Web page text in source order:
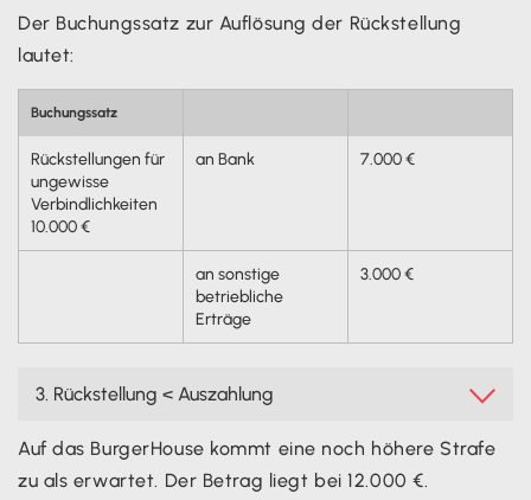
Der Buchungssatz zur Auflösung der Rückstellung
lautet:
Buchungssatz
Rückstellungen für
ungewisse
Verbindlichkeiten
10.000 €
an Bank 7.000 €
an sonstige
betriebliche
Erträge
3.000 €
3. Rückstellung < Auszahlung 
Auf das BurgerHouse kommt eine noch höhere Strafe
zu als erwartet. Der Betrag liegt bei 12.000 €.